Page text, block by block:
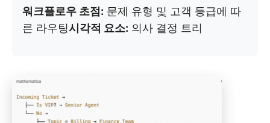
워크플로우 초점: 문제 유형 및 고객 등급에 따
른 라우팅시각적 요소: 의사 결정 트리